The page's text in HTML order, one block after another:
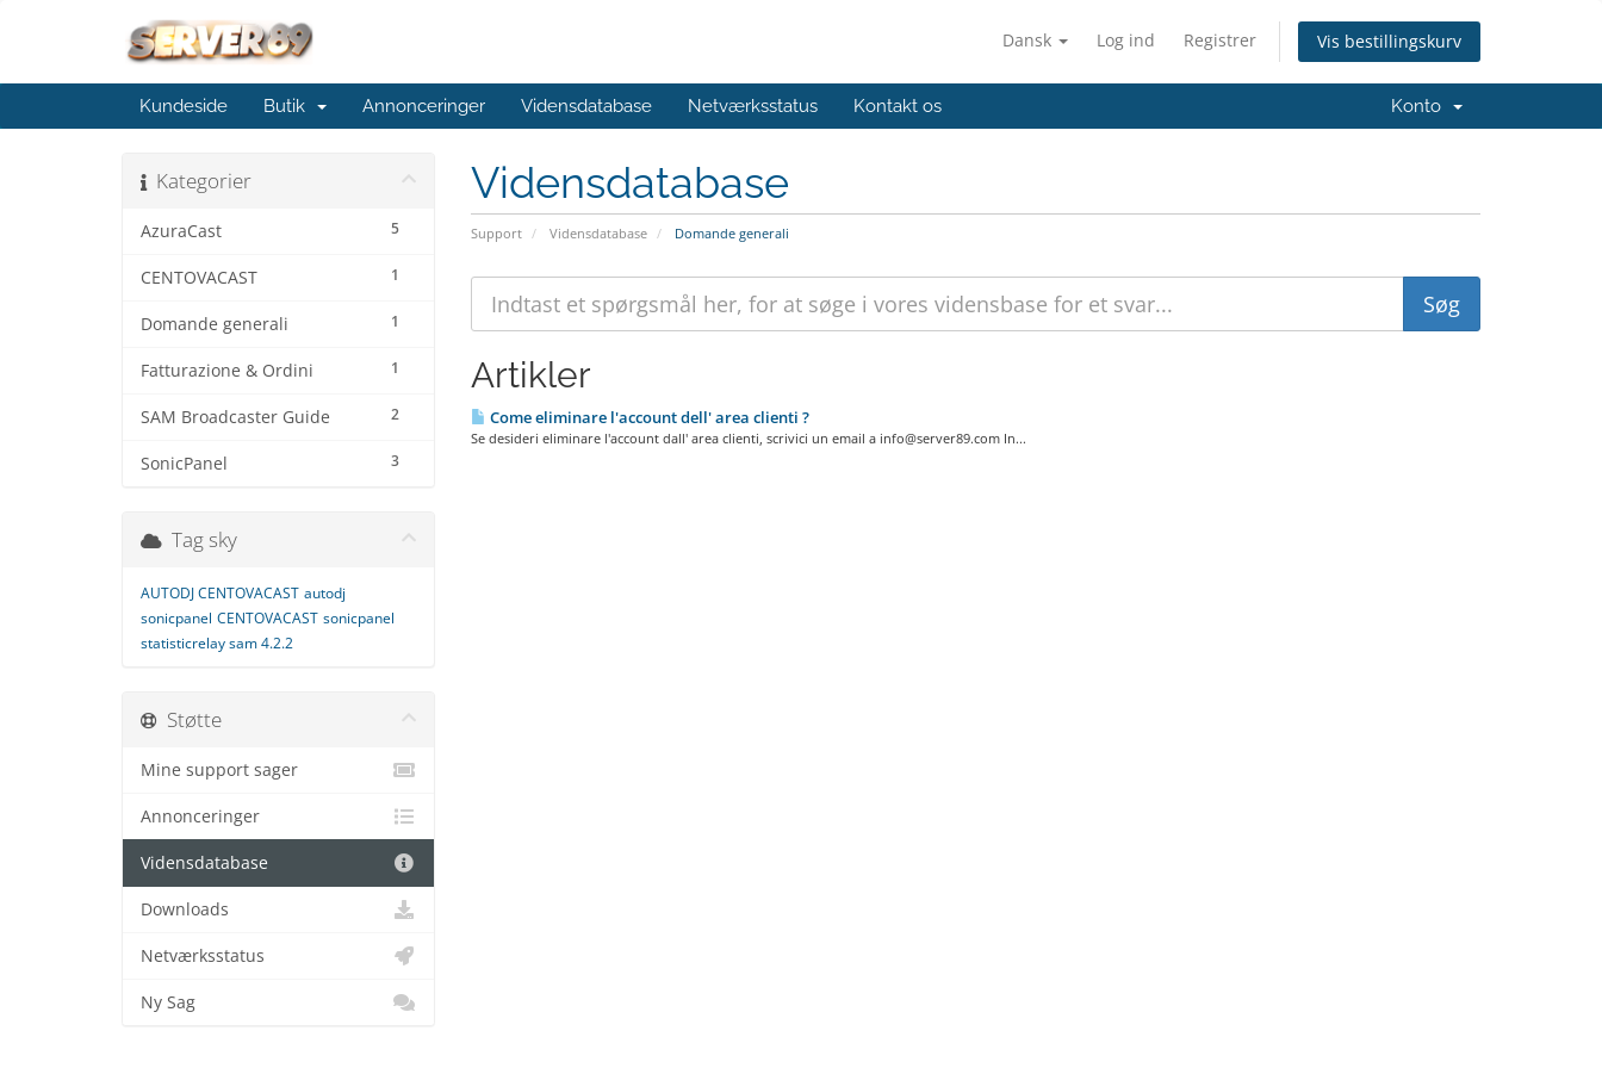
Dansk Log ind Registrer Vis bestillingskurv
Kundeside Butik Annonceringer Vidensdatabase Netværksstatus Kontakt os Konto
Vidensdatabase
Support Vidensdatabase Domande generali
Kategorier
5
AzuraCast
1
CENTOVACAST
1
Domande generali
1
Fatturazione & Ordini
2
SAM Broadcaster Guide
3
SonicPanel
Artikler
Come eliminare l'account dell' area clienti ?
Se desideri eliminare l'account dall' area clienti, scrivici un email a info@server89.comIn...
Tag sky
AUTODJ CENTOVACAST autodj
sonicpanel CENTOVACAST sonicpanel
statisticrelay sam 4.2.2
Støtte
Mine support sager
Annonceringer
Vidensdatabase
Downloads
Netværksstatus
Ny Sag